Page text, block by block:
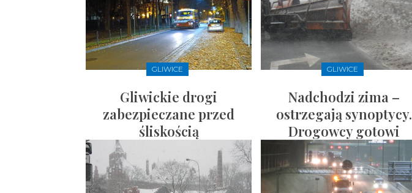
GLIWICE
Gliwickie drogi
zabezpieczane przed
śliskością
GLIWICE
Nadchodzi zima –
ostrzegają synoptycy.
Drogowcy gotowi